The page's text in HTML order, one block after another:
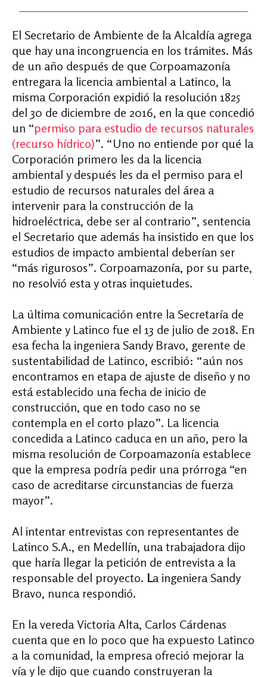
El Secretario de Ambiente de la Alcaldía agrega
que hay una incongruencia en los trámites. Más
de un año después de que Corpoamazonía
entregara la licencia ambiental a Latinco, la
misma Corporación expidió la resolución 1825
del 30 de diciembre de 2016, en la que concedió
un “permiso para estudio de recursos naturales
(recurso hídrico)”. “Uno no entiende por qué la
Corporación primero les da la licencia
ambiental y después les da el permiso para el
estudio de recursos naturales del área a
intervenir para la construcción de la
hidroeléctrica, debe ser al contrario”, sentencia
el Secretario que además ha insistido en que los
estudios de impacto ambiental deberían ser
“más rigurosos”. Corpoamazonía, por su parte,
no resolvió esta y otras inquietudes.
La última comunicación entre la Secretaría de
Ambiente y Latinco fue el 13 de julio de 2018. En
esa fecha la ingeniera Sandy Bravo, gerente de
sustentabilidad de Latinco, escribió: “aún nos
encontramos en etapa de ajuste de diseño y no
está establecido una fecha de inicio de
construcción, que en todo caso no se
contempla en el corto plazo”. La licencia
concedida a Latinco caduca en un año, pero la
misma resolución de Corpoamazonía establece
que la empresa podría pedir una prórroga “en
caso de acreditarse circunstancias de fuerza
mayor”.
Al intentar entrevistas con representantes de
Latinco S.A., en Medellín, una trabajadora dijo
que haría llegar la petición de entrevista a la
responsable del proyecto. La ingeniera Sandy
Bravo, nunca respondió.
En la vereda Victoria Alta, Carlos Cárdenas
cuenta que en lo poco que ha expuesto Latinco
a la comunidad, la empresa ofreció mejorar la
vía y le dijo que cuando construyeran la